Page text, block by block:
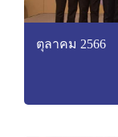
ตุลาคม 2566